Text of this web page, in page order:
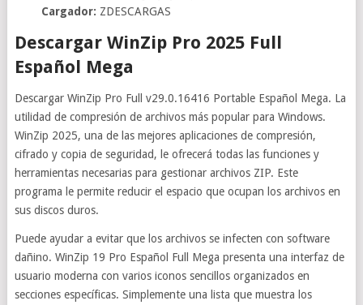
Cargador: ZDESCARGAS
Descargar WinZip Pro 2025 Full
Español Mega
Descargar WinZip Pro Full v29.0.16416 Portable Español Mega. La
utilidad de compresión de archivos más popular para Windows.
WinZip 2025, una de las mejores aplicaciones de compresión,
cifrado y copia de seguridad, le ofrecerá todas las funciones y
herramientas necesarias para gestionar archivos ZIP. Este
programa le permite reducir el espacio que ocupan los archivos en
sus discos duros.
Puede ayudar a evitar que los archivos se infecten con software
dañino. WinZip 19 Pro Español Full Mega presenta una interfaz de
usuario moderna con varios iconos sencillos organizados en
secciones específicas. Simplemente una lista que muestra los